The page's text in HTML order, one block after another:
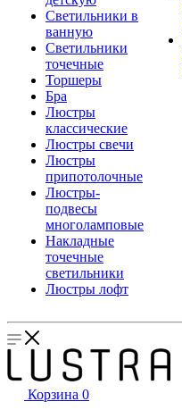
Светильники в
ванную
Светильники
точечные
Торшеры
Бра
Люстры
классические
Люстры свечи
Люстры
припотолочные
Люстры-
подвесы
многоламповые
Накладные
точечные
светильники
Люстры лофт
Корзина 0